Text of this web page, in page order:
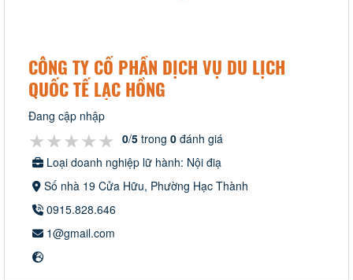
CÔNG TY CỔ PHẦN DỊCH VỤ DU LỊCH
QUỐC TẾ LẠC HỒNG
Đang cập nhập
★★★★★
★★★★★
★★★★★ 0/5 trong 0 đánh giá
Loại doanh nghiệp lữ hành: Nội điạ
Số nhà 19 Cửa Hữu, Phường Hạc Thành
0915.828.646
1@gmail.com